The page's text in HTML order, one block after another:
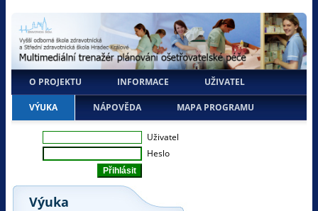
O PROJEKTU INFORMACE UŽIVATEL
VÝUKA NÁPOVĚDA MAPA PROGRAMU
Uživatel
Heslo
Výuka